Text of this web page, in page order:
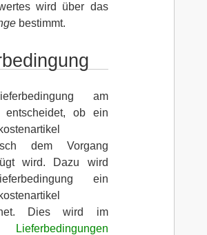
wird über das
bestimmt.
am
entscheidet, ob ein
dem Vorgang
wird. Dazu wird
ein
Dies wird im
Lieferbedingungen